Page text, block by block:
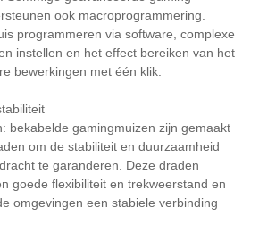
ook macroprogrammering.
programmeren via software, complexe
instellen en het effect bereiken van het
bewerkingen met één klik.
bekabelde gamingmuizen zijn gemaakt
om de stabiliteit en duurzaamheid
te garanderen. Deze draden
goede flexibiliteit en trekweerstand en
omgevingen een stabiele verbinding